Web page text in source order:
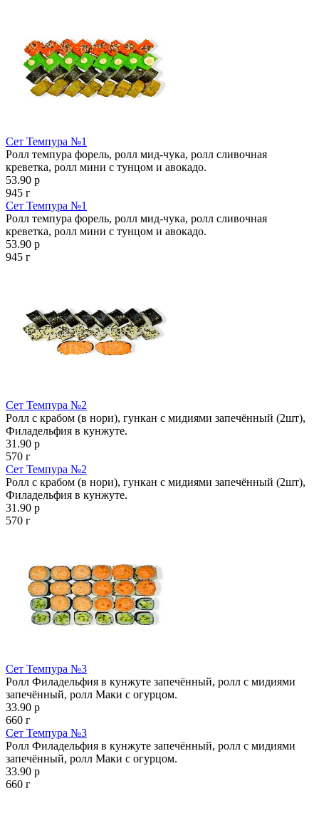
Сет Темпура №1
Ролл темпура форель, ролл мид-чука, ролл сливочная
креветка, ролл мини с тунцом и авокадо.
53.90 р
945 г
Сет Темпура №1
Ролл темпура форель, ролл мид-чука, ролл сливочная
креветка, ролл мини с тунцом и авокадо.
53.90 р
945 г
Сет Темпура №2
Ролл с крабом (в нори), гункан с мидиями запечённый (2шт),
Филадельфия в кунжуте.
31.90 р
570 г
Сет Темпура №2
Ролл с крабом (в нори), гункан с мидиями запечённый (2шт),
Филадельфия в кунжуте.
31.90 р
570 г
Сет Темпура №3
Ролл Филадельфия в кунжуте запечённый, ролл с мидиями
запечённый, ролл Маки с огурцом.
33.90 р
660 г
Сет Темпура №3
Ролл Филадельфия в кунжуте запечённый, ролл с мидиями
запечённый, ролл Маки с огурцом.
33.90 р
660 г